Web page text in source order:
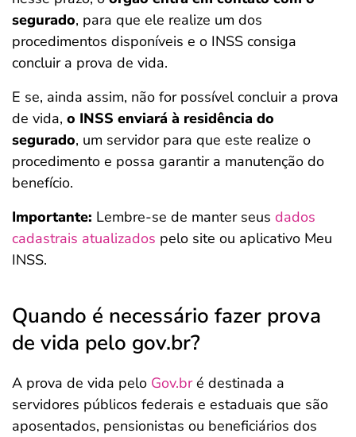
segurado, para que ele realize um dos
procedimentos disponíveis e o INSS consiga
concluir a prova de vida.
E se, ainda assim, não for possível concluir a prova
de vida, o INSS enviará à residência do
segurado, um servidor para que este realize o
procedimento e possa garantir a manutenção do
benefício.
Importante: Lembre-se de manter seus dados
cadastrais atualizados pelo site ou aplicativo Meu
INSS.
Quando é necessário fazer prova
de vida pelo gov.br?
A prova de vida pelo Gov.bré destinada a
servidores públicos federais e estaduais que são
aposentados, pensionistas ou beneficiários dos